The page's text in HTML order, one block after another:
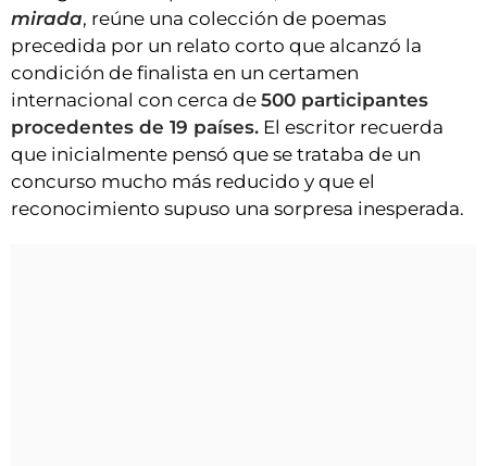
mirada, reúne una colección de poemas
precedida por un relato corto que alcanzó la
condición de finalista en un certamen
internacional con cerca de 500 participantes
procedentes de 19 países. El escritor recuerda
que inicialmente pensó que se trataba de un
concurso mucho más reducido y que el
reconocimiento supuso una sorpresa inesperada.